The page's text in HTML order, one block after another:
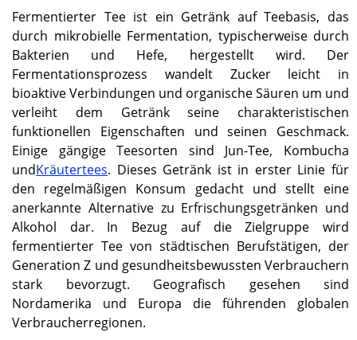
Fermentierter Tee ist ein Getränk auf Teebasis, das
durch mikrobielle Fermentation, typischerweise durch
Bakterien und Hefe, hergestellt wird. Der
Fermentationsprozess wandelt Zucker leicht in
bioaktive Verbindungen und organische Säuren um und
verleiht dem Getränk seine charakteristischen
funktionellen Eigenschaften und seinen Geschmack.
Einige gängige Teesorten sind Jun-Tee, Kombucha
undKräutertees. Dieses Getränk ist in erster Linie für
den regelmäßigen Konsum gedacht und stellt eine
anerkannte Alternative zu Erfrischungsgetränken und
Alkohol dar. In Bezug auf die Zielgruppe wird
fermentierter Tee von städtischen Berufstätigen, der
Generation Z und gesundheitsbewussten Verbrauchern
stark bevorzugt. Geografisch gesehen sind
Nordamerika und Europa die führenden globalen
Verbraucherregionen.